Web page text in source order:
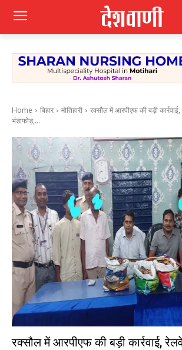
Home बिहार मोतिहारी
रक्सौल में आरपीएफ की बड़ी कार्रवाई,
भंडाफोड़,...
रक्सौल में आरपीएफ की बड़ी कार्रवाई, रेलवे